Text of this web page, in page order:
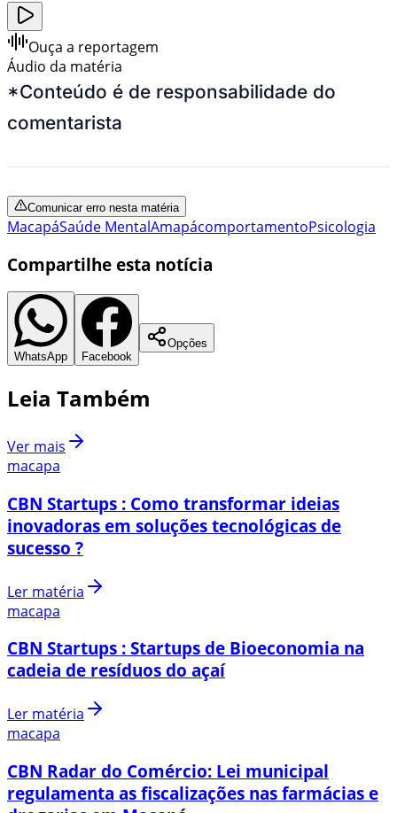
Ouça a reportagem
Áudio da matéria
*Conteúdo é de responsabilidade do
comentarista
Comunicar erro nesta matéria
MacapáSaúde MentalAmapácomportamentoPsicologia
Compartilhe esta notícia
WhatsApp Facebook
Opções
Leia Também
Ver mais
macapa
CBN Startups : Como transformar ideias
inovadoras em soluções tecnológicas de
sucesso ?
Ler matéria
macapa
CBN Startups : Startups de Bioeconomia na
cadeia de resíduos do açaí
Ler matéria
macapa
CBN Radar do Comércio: Lei municipal
regulamenta as fiscalizações nas farmácias e